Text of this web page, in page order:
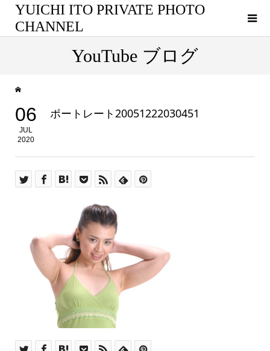
YUICHI ITO PRIVATE PHOTO
CHANNEL
YouTube ブログ
06
JUL
2020
ポートレート20051222030451